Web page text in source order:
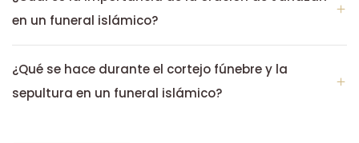
en un funeral islámico?
¿Qué se hace durante el cortejo fúnebre y la
sepultura en un funeral islámico?